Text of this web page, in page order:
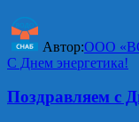
Автор:ООО
С Днем энергетика!
Поздравляем с